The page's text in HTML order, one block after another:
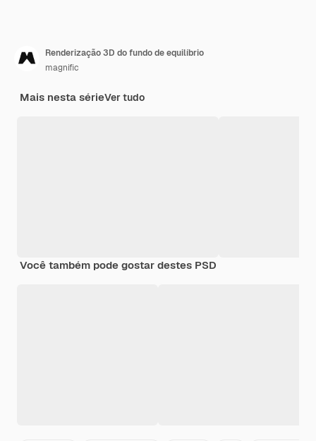
Renderização 3D do fundo de equilíbrio
magnific
Mais nesta sérieVer tudo
Você também pode gostar destes PSD